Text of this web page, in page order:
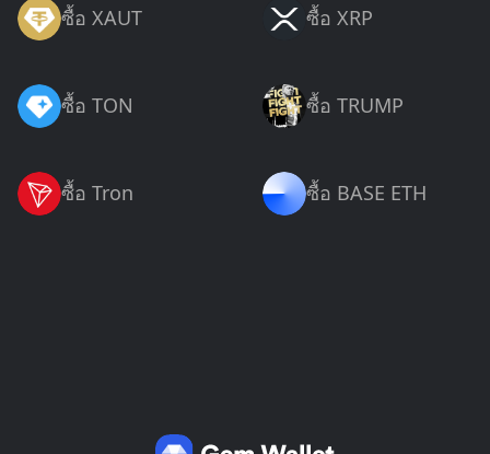
ซื้อ XAUT ซื้อ XRP
ซื้อ TON ซื้อ TRUMP
ซื้อ Tron ซื้อ BASE ETH